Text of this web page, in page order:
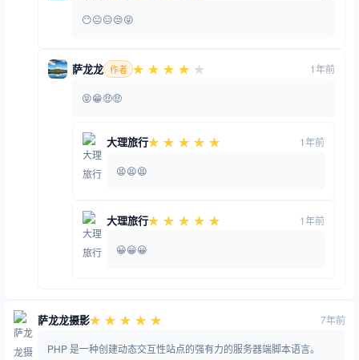
😶😐😑😒😜
萨龙龙 作者 1年前
😝😁🤑🤑
大理旅行 1年前
😫😫😫
大理旅行 1年前
😀😀😀
萨龙龙摄影 7年前
PHP 是一种创建动态交互性站点的强有力的服务器端脚本语言。